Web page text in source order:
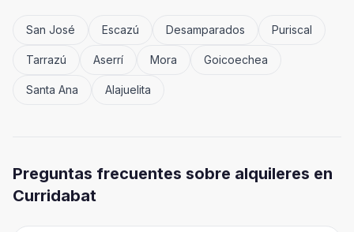
San José Escazú Desamparados Puriscal
Tarrazú Aserrí Mora Goicoechea
Santa Ana Alajuelita
Preguntas frecuentes sobre alquileres en
Curridabat